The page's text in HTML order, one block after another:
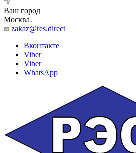
Ваш город
Москва
zakaz@res.direct
Вконтакте
Viber
Viber
WhatsApp